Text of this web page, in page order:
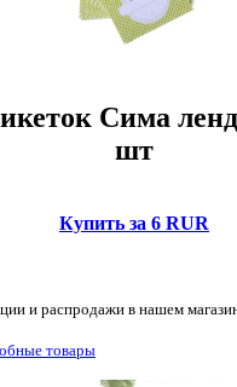
Сима
шт
Купить за 6 RUR
и распродажи в нашем
товары